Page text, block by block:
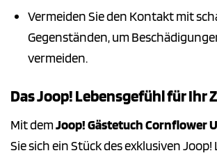
Vermeiden Sie den Kontakt mit
Gegenständen, um
vermeiden.
Das Joop! Lebensgefühl für Ihr
Mit demJoop! Gästetuch Cornflower
Sie sich ein Stück des exklusiven